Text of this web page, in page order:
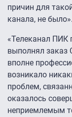
причин для
канала, не было».
«Телеканал ПИК
выполнял заказ
вполне
возникало
проблем,
оказалось
неприемлемым